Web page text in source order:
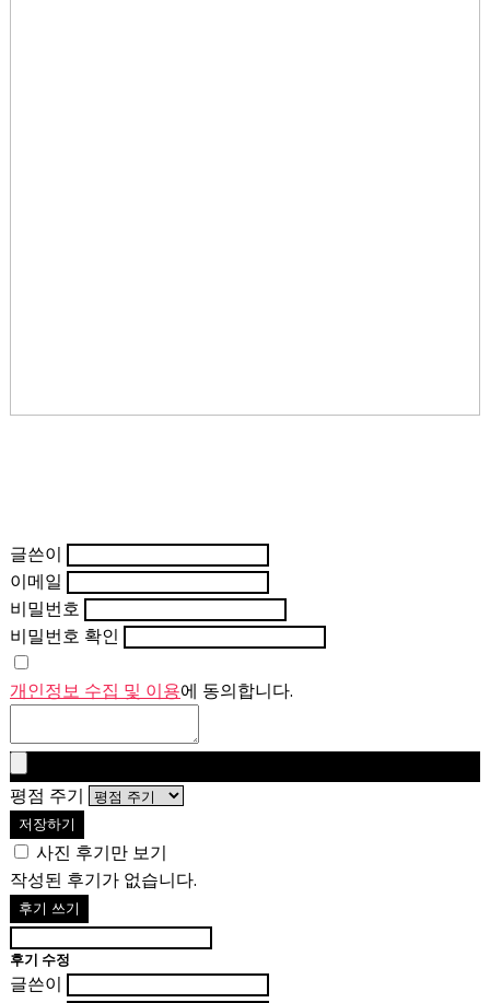
글쓴이
이메일
비밀번호
비밀번호 확인
개인정보 수집 및 이용에 동의합니다.
평점 주기
저장하기
사진 후기만 보기
작성된 후기가 없습니다.
후기 쓰기
후기 수정
글쓴이